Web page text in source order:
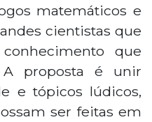
matemáticos e
cientistas que
que
A proposta é unir
e tópicos lúdicos,
ser feitas em